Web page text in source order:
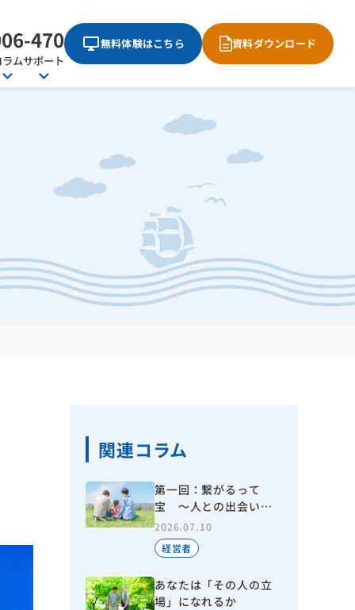
470
ムサポート
無料体験はこちら 資料ダウンロード
関連コラム
第一回：繋がるって
宝 ～人との出会いで
今がある～
2026.07.10
経営者
あなたは「その人の立
場」になれるか